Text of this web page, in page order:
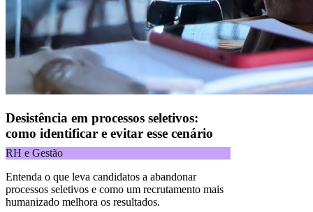
Desistência em processos seletivos:
como identificar e evitar esse cenário
RH e Gestão
Entenda o que leva candidatos a abandonar
processos seletivos e como um recrutamento mais
humanizado melhora os resultados.